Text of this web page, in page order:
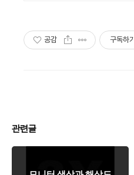
공감 구독하기
관련글